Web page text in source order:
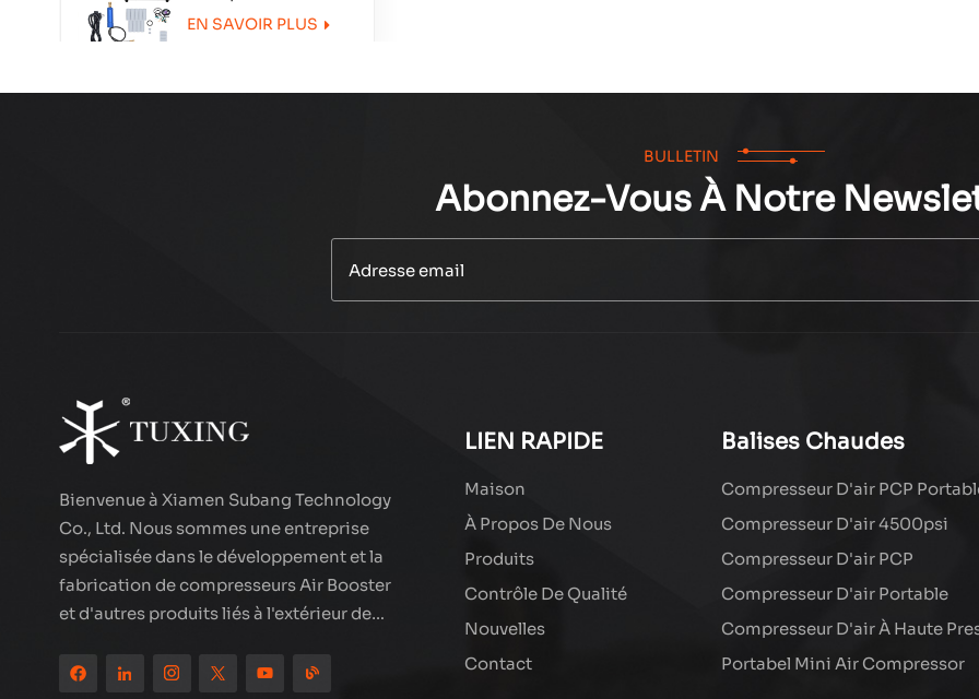
portable
TXET062-1
EN SAVOIR PLUS
PCP 300BAR AIR
smoking txes062
EN SAVOIR PLUS
Compresseur d'air
LCD à double
cylindre haute
performance
TXEDT032-1
EN SAVOIR PLUS
Compresseur d'air
double cylindre
BULLETIN
Abonnez-Vous À Notre
Bienvenue à Xiamen Subang Technology
Co., Ltd. Nous sommes une entreprise
spécialisée dans le développement et la
fabrication de compresseurs Air Booster
et d'autres produits liés à l'extérieur de
smoking ont été partout dans le monde,
LIEN RAPIDE
Maison
À Propos De Nous
Produits
Contrôle De Qualité
Nouvelles
Contact
Balises Chaudes
Compresseur D'air PCP
Compresseur D'air 4500psi
Compresseur D'air PCP
Compresseur D'air Portable
Compresseur D'air À Haute
Portabel Mini Air Compressor